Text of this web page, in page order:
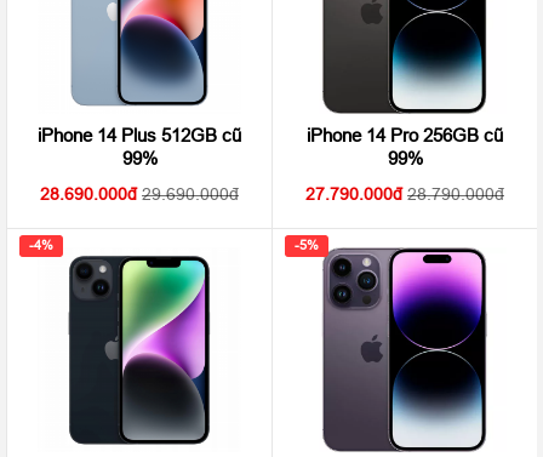
iPhone 14 Plus 512GB cũ
99%
28.690.000 29.690.000
iPhone 14 Pro 256GB cũ
99%
27.790.000 28.790.000
-4% -5%